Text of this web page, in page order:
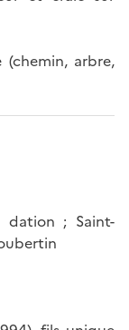
(chemin, arbre,
dation ; Saint-